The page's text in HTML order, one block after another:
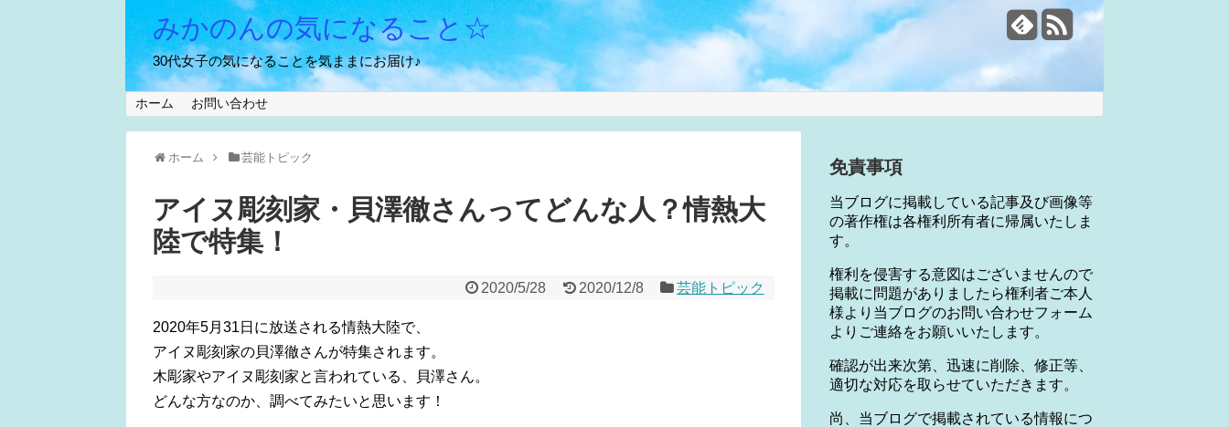
みかのんの気になること☆
30代女子の気になることを気ままにお届け♪
ホーム お問い合わせ
ホーム 芸能トピック
アイヌ彫刻家・貝澤徹さんってどんな人？情熱大
陸で特集！
2020/5/28 2020/12/8 芸能トピック
2020年5月31日に放送される情熱大陸で、
アイヌ彫刻家の貝澤徹さんが特集されます。
木彫家やアイヌ彫刻家と言われている、貝澤さん。
どんな方なのか、調べてみたいと思います！
免責事項
当ブログに掲載している記事及び画像等
の著作権は各権利所有者に帰属いたしま
す。
権利を侵害する意図はございませんので
掲載に問題がありましたら権利者ご本人
様より当ブログのお問い合わせフォーム
よりご連絡をお願いいたします。
確認が出来次第、迅速に削除、修正等、
適切な対応を取らせていただきます。
尚、当ブログで掲載されている情報につ